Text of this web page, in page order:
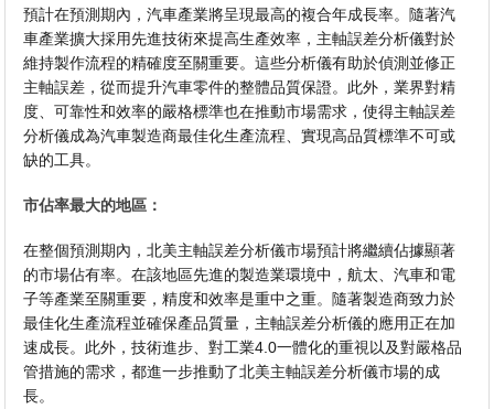
預計在預測期內，汽車產業將呈現最高的複合年成長率。隨著汽
車產業擴大採用先進技術來提高生產效率，主軸誤差分析儀對於
維持製作流程的精確度至關重要。這些分析儀有助於偵測並修正
主軸誤差，從而提升汽車零件的整體品質保證。此外，業界對精
度、可靠性和效率的嚴格標準也在推動市場需求，使得主軸誤差
分析儀成為汽車製造商最佳化生產流程、實現高品質標準不可或
缺的工具。
市佔率最大的地區：
在整個預測期內，北美主軸誤差分析儀市場預計將繼續佔據顯著
的市場佔有率。在該地區先進的製造業環境中，航太、汽車和電
子等產業至關重要，精度和效率是重中之重。隨著製造商致力於
最佳化生產流程並確保產品質量，主軸誤差分析儀的應用正在加
速成長。此外，技術進步、對工業4.0一體化的重視以及對嚴格品
管措施的需求，都進一步推動了北美主軸誤差分析儀市場的成
長。